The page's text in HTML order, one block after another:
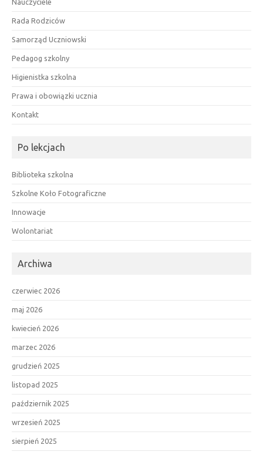
Nauczyciele
Rada Rodziców
Samorząd Uczniowski
Pedagog szkolny
Higienistka szkolna
Prawa i obowiązki ucznia
Kontakt
Po lekcjach
Biblioteka szkolna
Szkolne Koło Fotograficzne
Innowacje
Wolontariat
Archiwa
czerwiec 2026
maj 2026
kwiecień 2026
marzec 2026
grudzień 2025
listopad 2025
październik 2025
wrzesień 2025
sierpień 2025